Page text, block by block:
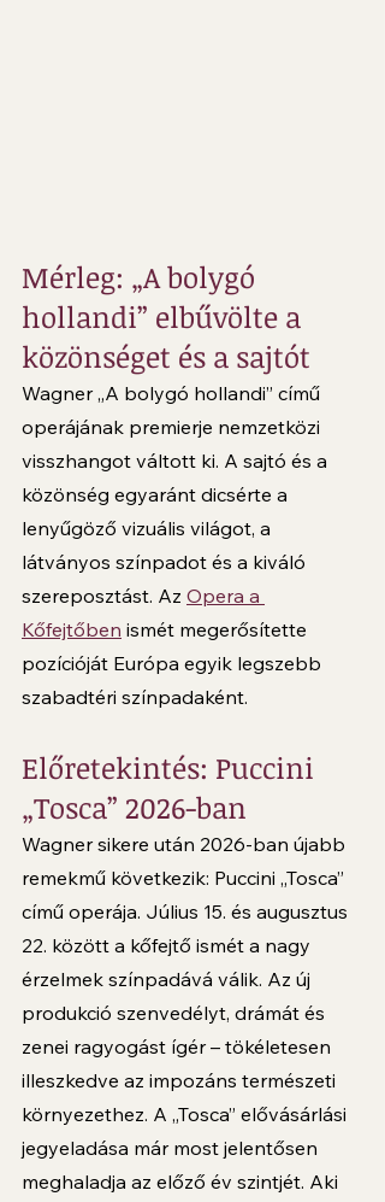
Mérleg: „A bolygó
hollandi” elbűvölte a
közönséget és a sajtót
Wagner „A bolygó hollandi” című
operájának premierje nemzetközi
visszhangot váltott ki. A sajtó és a
közönség egyaránt dicsérte a
lenyűgöző vizuális világot, a
látványos színpadot és a kiváló
szereposztást. Az Opera a
Kőfejtőben ismét megerősítette
pozícióját Európa egyik legszebb
szabadtéri színpadaként.
Előretekintés: Puccini
„Tosca” 2026-ban
Wagner sikere után 2026-ban újabb
remekmű következik: Puccini „Tosca”
című operája. Július 15. és augusztus
22. között a kőfejtő ismét a nagy
érzelmek színpadává válik. Az új
produkció szenvedélyt, drámát és
zenei ragyogást ígér – tökéletesen
illeszkedve az impozáns természeti
környezethez. A „Tosca” elővásárlási
jegyeladása már most jelentősen
meghaladja az előző év szintjét. Aki